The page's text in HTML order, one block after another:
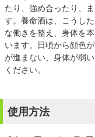
たり、強め合ったり、
す。養命酒は、こうし
な働きを整え、身体を
います。日頃から顔色
が進まない、身体が弱
ください。
使用方法